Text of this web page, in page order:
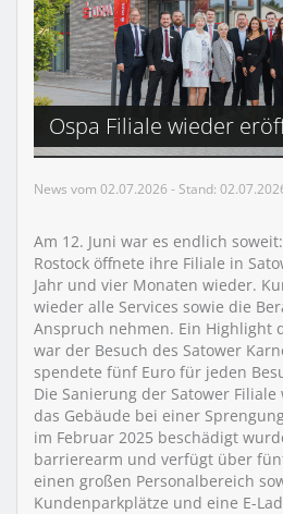
Ospa Filiale wieder
News vom 02.07.2026 - Stand:
Am 12. Juni war es endlich
Rostock öffnete ihre Filiale in
Jahr und vier Monaten wieder.
wieder alle Services sowie die
Anspruch nehmen. Ein Highlight
war der Besuch des Satower
spendete fünf Euro für jeden
Die Sanierung der Satower
das Gebäude bei einer
im Februar 2025 beschädigt
barrierearm und verfügt über
einen großen Personalbereich
Kundenparkplätze und eine E-